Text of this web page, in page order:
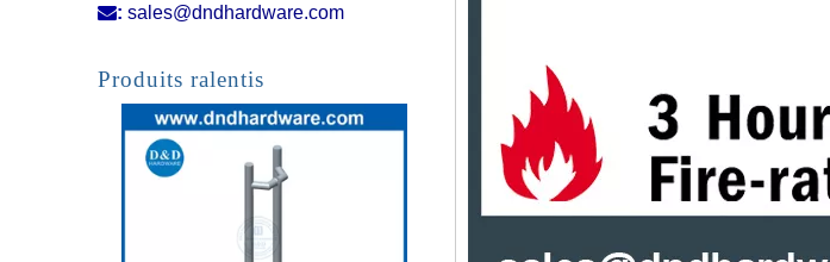
: sales@dndhardware.com
Produits ralentis